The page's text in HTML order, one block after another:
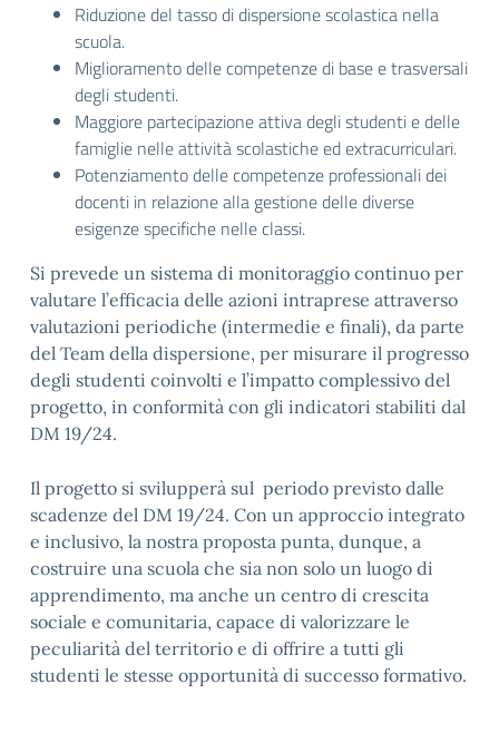
Riduzione del tasso di dispersione scolastica nella
scuola.
Miglioramento delle competenze di base e trasversali
degli studenti.
Maggiore partecipazione attiva degli studenti e delle
famiglie nelle attività scolastiche ed extracurriculari.
Potenziamento delle competenze professionali dei
docenti in relazione alla gestione delle diverse
esigenze specifiche nelle classi.
Si prevede un sistema di monitoraggio continuo per
valutare l’efficacia delle azioni intraprese attraverso
valutazioni periodiche (intermedie e finali), da parte
del Team della dispersione, per misurare il progresso
degli studenti coinvolti e l’impatto complessivo del
progetto, in conformità con gli indicatori stabiliti dal
DM 19/24.
Il progetto si svilupperà sul periodo previsto dalle
scadenze del DM 19/24. Con un approccio integrato
e inclusivo, la nostra proposta punta, dunque, a
costruire una scuola che sia non solo un luogo di
apprendimento, ma anche un centro di crescita
sociale e comunitaria, capace di valorizzare le
peculiarità del territorio e di offrire a tutti gli
studenti le stesse opportunità di successo formativo.